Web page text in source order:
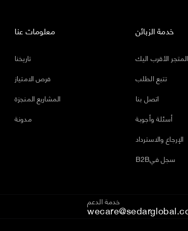
معلومات عنا
تاريخنا
فرص الامتياز
المشاريع المنجزة
مدونة
خدمة الزبائن
المتجر الأقرب اليك
تتبع الطلب
اتصل بنا
أسئلة وأجوبة
الإرجاع والاسترداد
B2Bسجل في
خدمة الدعم